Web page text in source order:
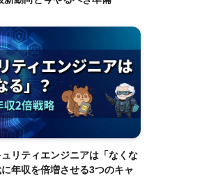
ュリティエンジニアは「なくな
年収を倍増させる3つのキャ